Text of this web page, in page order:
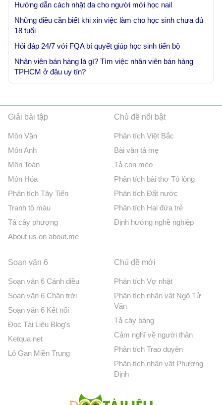
Hướng dẫn cách nhặt da cho người mới học nail
Những điều cần biết khi xin việc làm cho học sinh chưa đủ
18 tuổi
Hỏi đáp 24/7 với FQA bí quyết giúp học sinh tiến bộ
Nhân viên bán hàng là gì? Tìm việc nhân viên bán hàng
TPHCM ở đâu uy tín?
Giải bài tập
Môn Văn
Môn Anh
Môn Toán
Môn Hóa
Phân tích Tây Tiến
Tranh tô màu
Tả cây phượng
About us on about.me
Chủ đề nổi bật
Phân tích Việt Bắc
Bài văn tả mẹ
Tả con mèo
Phân tích bài thơ Tỏ lòng
Phân tích Đất nước
Phân tích Hai đứa trẻ
Định hướng nghề nghiệp
Soạn văn 6
Soạn văn 6 Cánh diều
Soạn văn 6 Chân trời
Soạn văn 6 Kết nối
Đọc Tài Liệu Blog's
Ketqua net
Lô Gan Miền Trung
Chủ đề mới
Phân tích Vợ nhặt
Phân tích nhân vật Ngô Tử
Văn
Tả cây bàng
Cảm nghĩ về người thân
Phân tích Trao duyên
Phân tích nhân vật Phương
Định